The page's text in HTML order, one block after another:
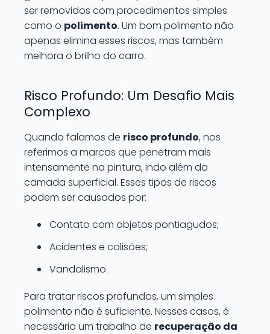
ser removidos com procedimentos simples
como o polimento. Um bom polimento não
apenas elimina esses riscos, mas também
melhora o brilho do carro.
Risco Profundo: Um Desafio Mais
Complexo
Quando falamos de risco profundo, nos
referimos a marcas que penetram mais
intensamente na pintura, indo além da
camada superficial. Esses tipos de riscos
podem ser causados por:
Contato com objetos pontiagudos;
Acidentes e colisões;
Vandalismo.
Para tratar riscos profundos, um simples
polimento não é suficiente. Nesses casos, é
necessário um trabalho de recuperação da